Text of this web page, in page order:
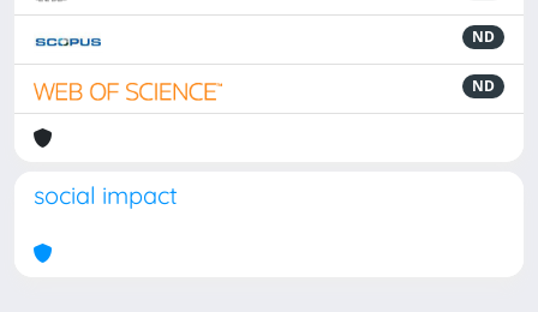
ND
ND
social impact